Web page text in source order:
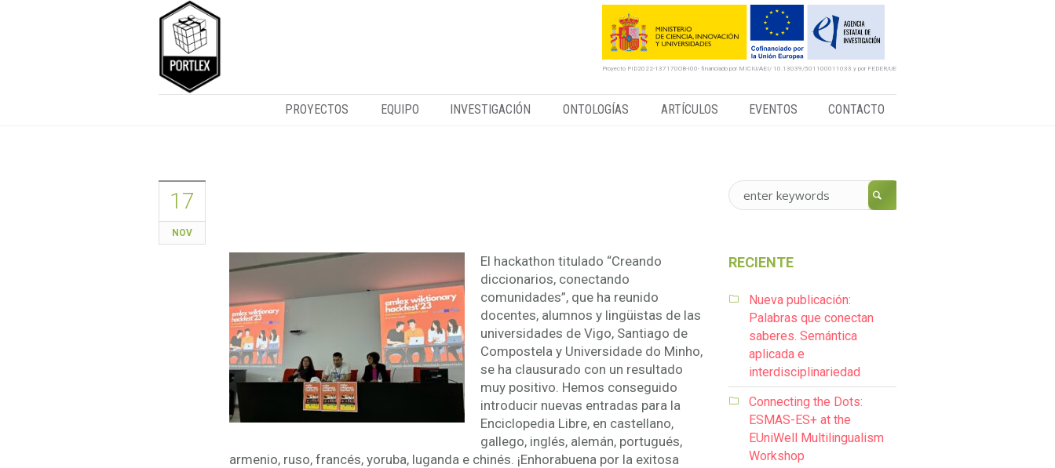
Proyecto PID2022-137170OB-I00- financiado por MICIU/AEI/ 10.13039/501100011033 y por FEDER/UE
PROYECTOS EQUIPO INVESTIGACIÓN ONTOLOGÍAS ARTÍCULOS EVENTOS CONTACTO
17
NOV
El hackathon titulado “Creando
diccionarios, conectando
comunidades”, que ha reunido
docentes, alumnos y lingüistas de las
universidades de Vigo, Santiago de
Compostela y Universidade do Minho,
se ha clausurado con un resultado
muy positivo. Hemos conseguido
introducir nuevas entradas para la
Enciclopedia Libre, en castellano,
gallego, inglés, alemán, portugués,
armenio, ruso, francés, yoruba, luganda e chinés. ¡Enhorabuena por la exitosa
RECIENTE
Nueva publicación:
Palabras que conectan
saberes. Semántica
aplicada e
interdisciplinariedad
Connecting the Dots:
ESMAS-ES+ at the
EUniWell Multilingualism
Workshop